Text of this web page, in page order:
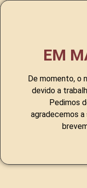
EM
De momento, o
devido a
Pedimos
agradecemos